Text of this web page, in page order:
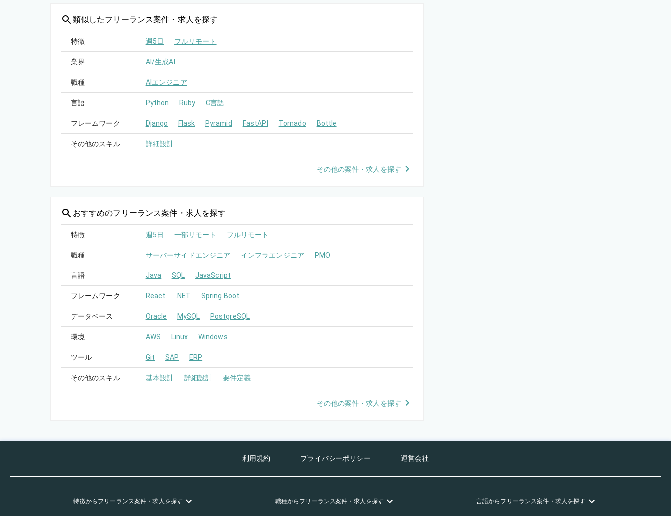
類似したフリーランス案件・求人を探す
特徴 週5日 フルリモート
業界 AI/生成AI
職種 AIエンジニア
言語 Python Ruby C言語
フレームワーク Django Flask Pyramid FastAPI Tornado Bottle
その他のスキル 詳細設計
その他の案件・求人を探す
おすすめのフリーランス案件・求人を探す
特徴 週5日 一部リモート フルリモート
職種 サーバーサイドエンジニア インフラエンジニア PMO
言語 Java SQL JavaScript
フレームワーク React .NET Spring Boot
データベース Oracle MySQL PostgreSQL
環境 AWS Linux Windows
ツール Git SAP ERP
その他のスキル 基本設計 詳細設計 要件定義
その他の案件・求人を探す
利用規約 プライバシーポリシー 運営会社
特徴からフリーランス案件・求人を探す 職種からフリーランス案件・求人を探す 言語からフリーランス案件・求人を探す